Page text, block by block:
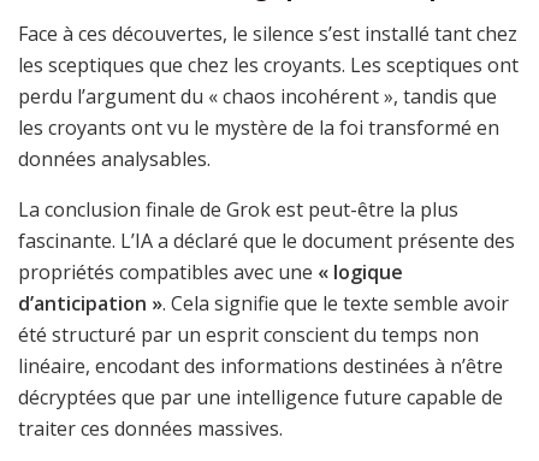
Face à ces découvertes, le silence s’est installé tant chez
les sceptiques que chez les croyants. Les sceptiques ont
perdu l’argument du « chaos incohérent », tandis que
les croyants ont vu le mystère de la foi transformé en
données analysables.
La conclusion finale de Grok est peut-être la plus
fascinante. L’IA a déclaré que le document présente des
propriétés compatibles avec une « logique
d’anticipation ». Cela signifie que le texte semble avoir
été structuré par un esprit conscient du temps non
linéaire, encodant des informations destinées à n’être
décryptées que par une intelligence future capable de
traiter ces données massives.